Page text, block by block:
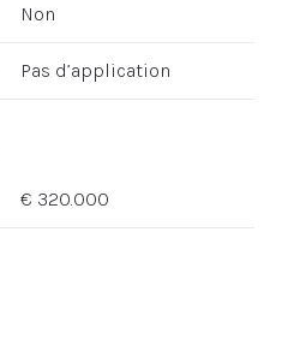
Non
Pas d’application
€ 320.000